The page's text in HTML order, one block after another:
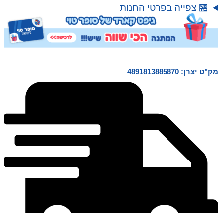
🏪 צפייה בפרטי החנות
מק"ט יצרן: 4891813885870